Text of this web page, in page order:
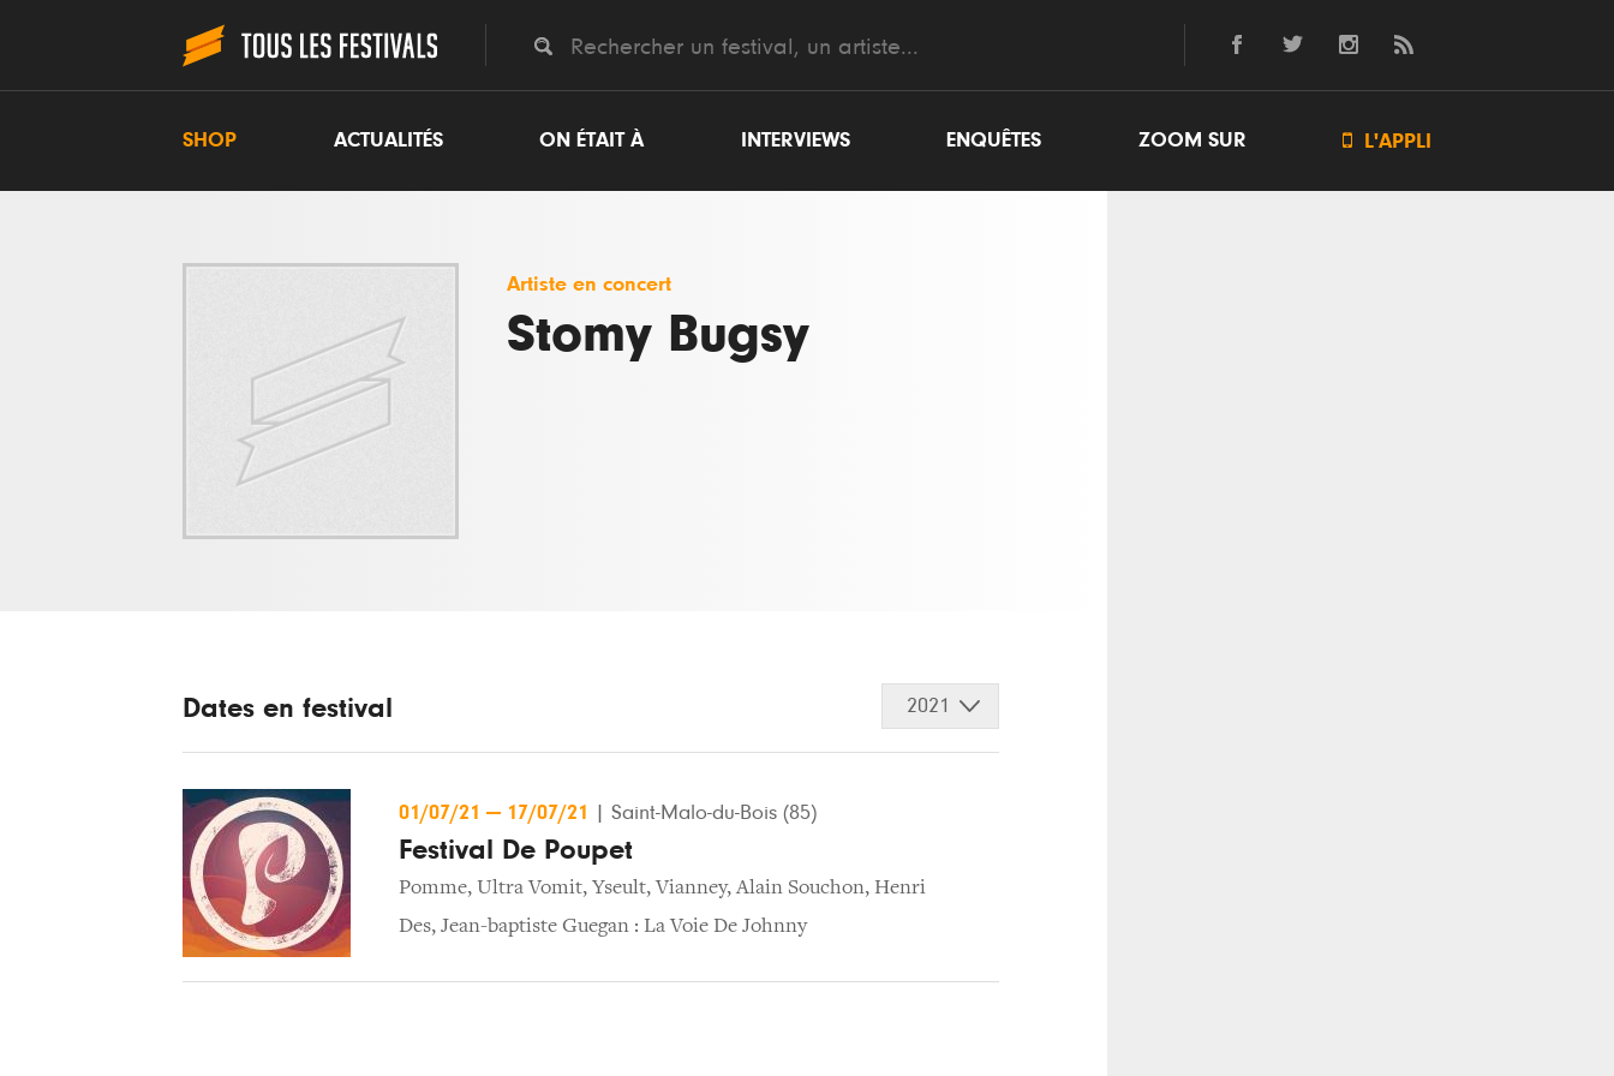
SHOP ACTUALITÉS ON ÉTAIT À INTERVIEWS ENQUÊTES ZOOM SUR  L'APPLI
Artiste en concert
Stomy Bugsy
Dates en festival 2021
01/07/21 — 17/07/21 Saint-Malo-du-Bois (85)
Festival De Poupet
Pomme, Ultra Vomit, Yseult,Vianney,Alain Souchon, Henri
Des, Jean-baptiste Guegan : La Voie De Johnny